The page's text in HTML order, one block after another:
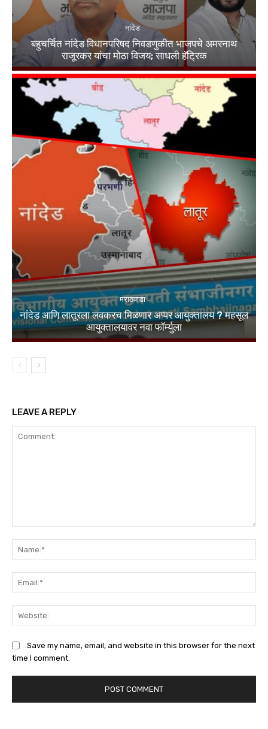
नांदेड
बहुचर्चित नांदेड विधानपरिषद निवडणुकीत भाजपचे अमरनाथ
राजूरकर यांचा मोठा विजय; साधली हॅट्रिक
मराठवाडा
नांदेड आणि लातूरला लवकरच मिळणार अप्पर आयुक्तालय ? महसूल
आयुक्तालयावर नवा फॉर्म्युला
LEAVE A REPLY
Save my name, email, and website in this browser for the next
time I comment.